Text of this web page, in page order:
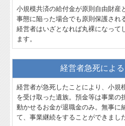
小規模共済の給付金が原則自由財産
事態に陥った場合でも原則保護され
経営者はいざとなれば丸裸になって
ます。
経営者急死によ
経営者が急死したことにより、小規
を受け取った遺族。預金等は事業の
動かせるお金が退職金のみ。無事に
て、事業継続をすることができまし